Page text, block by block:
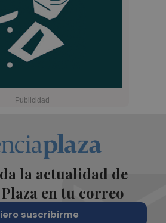
la actualidad de
en tu correo
suscribirme